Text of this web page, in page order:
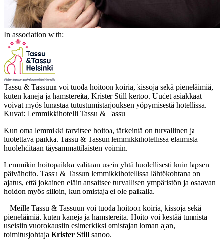
In association with:
Tassu & Tassuun voi tuoda hoitoon koiria, kissoja sekä pieneläimiä,
kuten kaneja ja hamstereita, Krister Still kertoo. Uudet asiakkaat
voivat myös lunastaa tutustumistarjouksen yöpymisestä hotellissa.
Kuvat: Lemmikkihotelli Tassu & Tassu
Kun oma lemmikki tarvitsee hoitoa, tärkeintä on turvallinen ja
luotettava paikka. Tassu & Tassun lemmikkihotellissa eläimistä
huolehditaan täysammattilaisten voimin.
Lemmikin hoitopaikka valitaan usein yhtä huolellisesti kuin lapsen
päivähoito. Tassu & Tassun lemmikkihotellissa lähtökohtana on
ajatus, että jokainen eläin ansaitsee turvallisen ympäristön ja osaavan
hoidon myös silloin, kun omistaja ei ole paikalla.
– Meille Tassu & Tassuun voi tuoda hoitoon koiria, kissoja sekä
pieneläimiä, kuten kaneja ja hamstereita. Hoito voi kestää tunnista
useisiin vuorokausiin esimerkiksi omistajan loman ajan,
toimitusjohtaja Krister Still sanoo.